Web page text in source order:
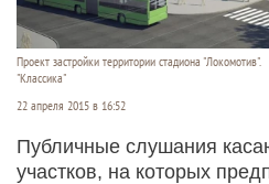
Проект застройки территории стадиона "Локомотив".
"Классика"
22 апреля 2015 в 16:52
Публичные слушания
участков, на которых